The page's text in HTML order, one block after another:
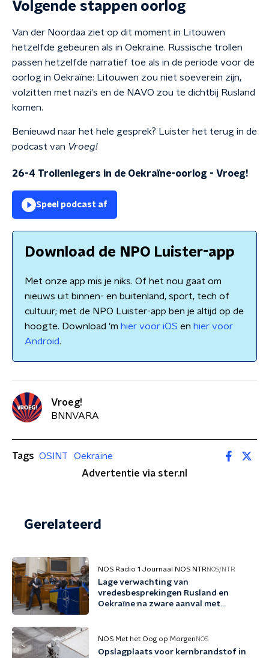
Volgende stappen oorlog
Van der Noordaa ziet op dit moment in Litouwen
hetzelfde gebeuren als in Oekraïne. Russische trollen
passen hetzelfde narratief toe als in de periode voor de
oorlog in Oekraïne: Litouwen zou niet soeverein zijn,
volzitten met nazi's en de NAVO zou te dichtbij Rusland
komen.
Benieuwd naar het hele gesprek? Luister het terug in de
podcast van Vroeg!
26-4 Trollenlegers in de Oekraïne-oorlog - Vroeg!
Speel podcast af
Download de NPO Luister-app
Met onze app mis je niks. Of het nou gaat om
nieuws uit binnen- en buitenland, sport, tech of
cultuur; met de NPO Luister-app ben je altijd op de
hoogte. Download 'm hier voor iOS en hier voor
Android.
Vroeg!
BNNVARA
Tags OSINT
Oekraïne
Advertentie via ster.nl
Gerelateerd
NOS Radio 1 Journaal NOS NTR NOS/NTR
Lage verwachting van
vredesbesprekingen Rusland en
Oekraïne na zware aanval met
NOS Met het Oog op Morgen NOS
Opslagplaats voor kernbrandstof in